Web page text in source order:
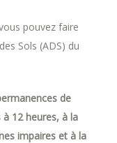
pouvez faire
Sols (ADS) du
de
12 heures, à la
impaires et à la